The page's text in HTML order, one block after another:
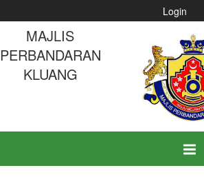
Login
MAJLIS
PERBANDARAN
KLUANG